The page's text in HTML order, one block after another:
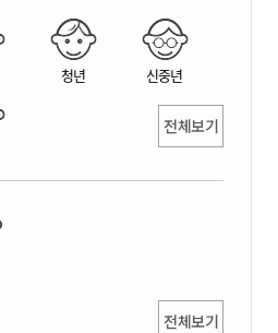
청년 신중년
전체보기
전체보기